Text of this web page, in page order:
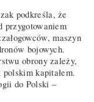
podkreśla, że
przygotowaniem
maszyn
bojowych.
obrony zależy,
kapitałem.
do Polski –